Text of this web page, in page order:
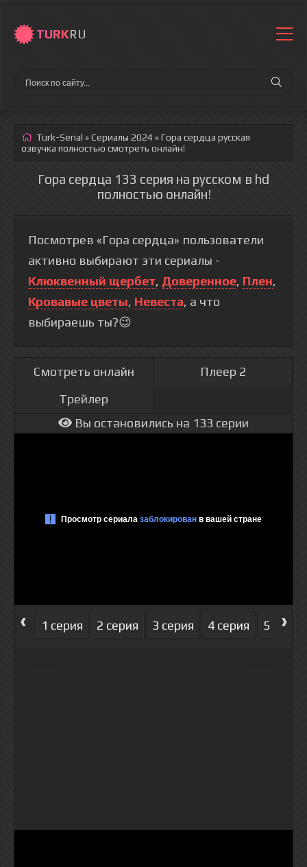
TURKRU
Turk-Serial »Сериалы 2024 » Гора сердца русская
озвучка полностью смотреть онлайн!
Гора сердца 133 серия на русском в hd
полностью онлайн!
Посмотрев «Гора сердца» пользователи
активно выбирают эти сериалы -
Клюквенный щербет, Доверенное, Плен,
Кровавые цветы, Невеста, а что
выбираешь ты?😉
Смотреть онлайн
Плеер 2
Трейлер
Вы остановились на 133 серии
‹ 1 серия 2 серия 3 серия 4 серия 5 серия
›